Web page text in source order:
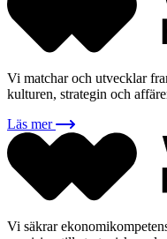
Vi matchar och utvecklar
kulturen, strategin och
Läs mer
Vi säkrar